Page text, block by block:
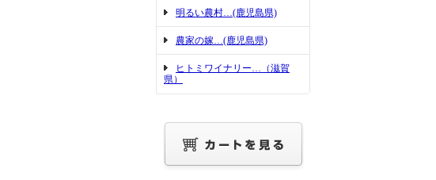
明るい農村…(鹿児島県)
農家の嫁…(鹿児島県)
ヒトミワイナリー…（滋賀
県）